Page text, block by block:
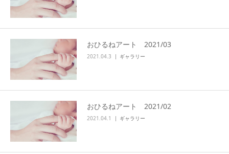
おひるねアート 2021/03
2021.04.3 ギャラリー
おひるねアート 2021/02
2021.04.1 ギャラリー